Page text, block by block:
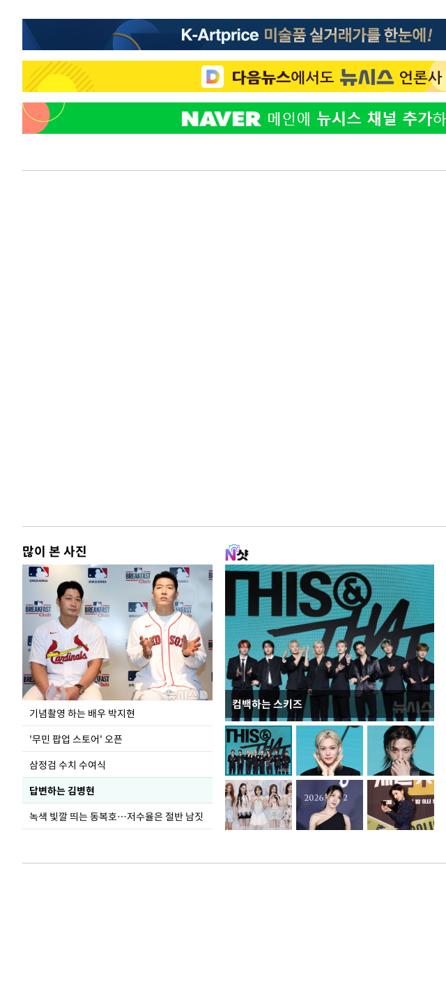
많이 본 사진
기념촬영 하는 배우 박지현
'무민 팝업 스토어' 오픈
삼정검 수치 수여식
답변하는 김병현
녹색 빛깔 띄는 동복호…저수율은 절반 남짓
컴백하는 스키즈
이 대통령, 국가폭력 피해자에 위로·사과…"국가
가 책임지고 치유"